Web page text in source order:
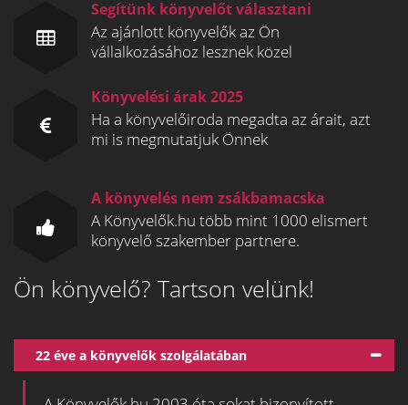
Segítünk könyvelőt választani
Az ajánlott könyvelők az Ön
vállalkozásához lesznek közel
Könyvelési árak 2025
Ha a könyvelőiroda megadta az árait, azt
mi is megmutatjuk Önnek
A könyvelés nem zsákbamacska
A Könyvelők.hu több mint 1000 elismert
könyvelő szakember partnere.
Ön könyvelő? Tartson velünk!
22 éve a könyvelők szolgálatában